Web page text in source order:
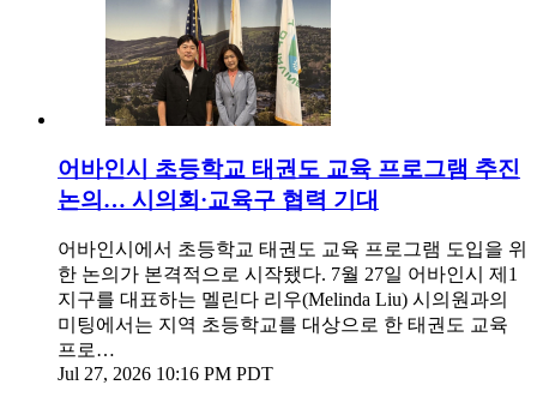
어바인시 초등학교 태권도 교육 프로그램 추진
논의… 시의회·교육구 협력 기대
어바인시에서 초등학교 태권도 교육 프로그램 도입을 위
한 논의가 본격적으로 시작됐다. 7월 27일 어바인시 제1
지구를 대표하는 멜린다 리우(Melinda Liu) 시의원과의
미팅에서는 지역 초등학교를 대상으로 한 태권도 교육
프로…
Jul 27, 2026 10:16 PM PDT